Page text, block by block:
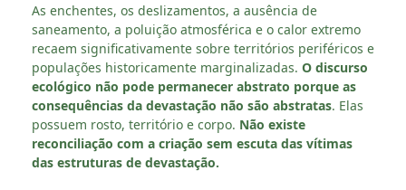
As enchentes, os deslizamentos, a ausência de
saneamento, a poluição atmosférica e o calor extremo
recaem significativamente sobre territórios periféricos e
populações historicamente marginalizadas. O discurso
ecológico não pode permanecer abstrato porque as
consequências da devastação não são abstratas. Elas
possuem rosto, território e corpo. Não existe
reconciliação com a criação sem escuta das vítimas
das estruturas de devastação.